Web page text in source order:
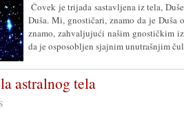
Čovek je trijada sastavljena iz tela,
Duša. Mi, gnostičari, znamo da je Duša
znamo, zahvaljujući našim gnostičkim
da je osposobljen sjajnim unutrašnjim
astralnog tela